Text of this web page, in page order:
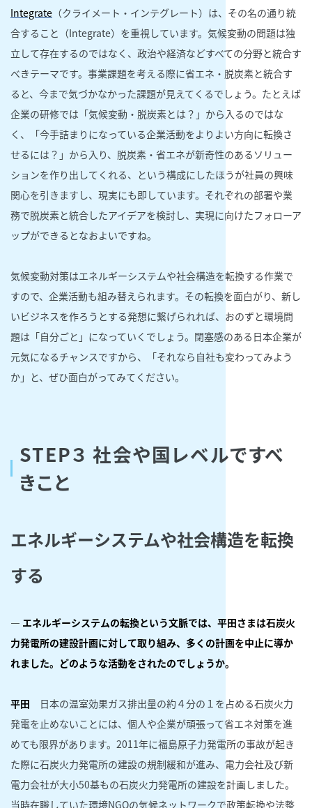
Integrate （クライメート・インテグレート）は、その名の通り統
合すること（Integrate）を重視しています。気候変動の問題は独
立して存在するのではなく、政治や経済などすべての分野と統合す
べきテーマです。事業課題を考える際に省エネ・脱炭素と統合す
ると、今まで気づかなかった課題が見えてくるでしょう。たとえば
企業の研修では「気候変動・脱炭素とは？」から入るのではな
く、「今手詰まりになっている企業活動をよりよい方向に転換さ
せるには？」から入り、脱炭素・省エネが新奇性のあるソリュー
ションを作り出してくれる、という構成にしたほうが社員の興味
関心を引きますし、現実にも即しています。それぞれの部署や業
務で脱炭素と統合したアイデアを検討し、実現に向けたフォローア
ップができるとなおよいですね。
気候変動対策はエネルギーシステムや社会構造を転換する作業で
すので、企業活動も組み替えられます。その転換を面白がり、新し
いビジネスを作ろうとする発想に繋げられれば、おのずと環境問
題は「自分ごと」になっていくでしょう。閉塞感のある日本企業が
元気になるチャンスですから、「それなら自社も変わってみよう
か」と、ぜひ面白がってみてください。
STEP３ 社会や国レベルですべ
きこと
エネルギーシステムや社会構造を転換
する
― エネルギーシステムの転換という文脈では、平田さまは石炭火
力発電所の建設計画に対して取り組み、多くの計画を中止に導か
れました。どのような活動をされたのでしょうか。
平田 日本の温室効果ガス排出量の約４分の１を占める石炭火力
発電を止めないことには、個人や企業が頑張って省エネ対策を進
めても限界があります。2011年に福島原子力発電所の事故が起き
た際に石炭火力発電所の建設の規制緩和が進み、電力会社及び新
電力会社が大小50基もの石炭火力発電所の建設を計画しました。
当時在職していた環境NGOの気候ネットワークで政策転換や法整